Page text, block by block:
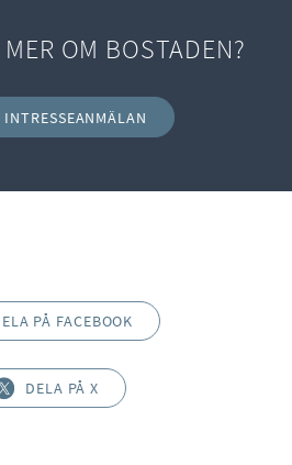
OM BOSTADEN?
INTRESSEANMÄLAN
PÅ FACEBOOK
DELA PÅ X